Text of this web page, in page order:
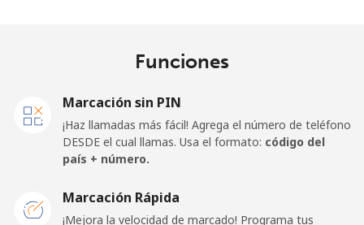
⁦€5⁩
Germany
Línea fija ⁦1.5¢⁩
333 min por
-
Celular ⁦1.5¢⁩
Funciones
Marcación sin PIN
¡Haz llamadas más fácil! Agrega el número de teléfono
DESDE el cual llamas. Usa el formato: código del
país + número.
Marcación Rápida
¡Mejora la velocidad de marcado! Programa tus